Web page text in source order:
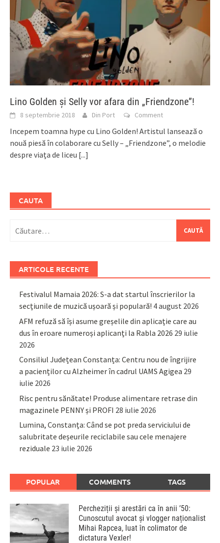
Lino Golden și Selly vor afara din „Friendzone”!
8 septembrie 2018 Din Port Comment
Incepem toamna hype cu Lino Golden! Artistul lansează o
nouă piesă în colaborare cu Selly – „Friendzone”, o melodie
despre viața de liceu [...]
CAUTA
după:
ARTICOLE RECENTE
Festivalul Mamaia 2026: S-a dat startul înscrierilor la
secțiunile de muzică ușoară și populară! 4 august 2026
AFM refuză să își asume greșelile din aplicație care au
dus în eroare numeroși aplicanți la Rabla 2026 29 iulie
2026
Consiliul Județean Constanța: Centru nou de îngrijire
a pacienților cu Alzheimer în cadrul UAMS Agigea 29
iulie 2026
Risc pentru sănătate! Produse alimentare retrase din
magazinele PENNY și PROFI 28 iulie 2026
Lumina, Constanța: Când se pot preda serviciului de
salubritate deșeurile reciclabile sau cele menajere
reziduale 23 iulie 2026
POPULAR COMMENTS TAGS
Percheziții și arestări ca în anii ’50:
Cunoscutul avocat și vlogger naționalist
Mihai Rapcea, luat în colimator de
dictatura Vexler!